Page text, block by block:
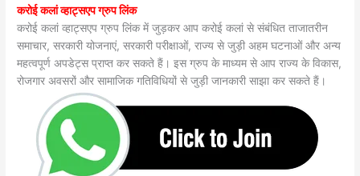
करोई कलां व्हाट्सएप ग्रुप लिंक
करोई कलां व्हाट्सएप ग्रुप लिंक में जुड़कर आप करोई कलां से संबंधित ताजातरीन
समाचार, सरकारी योजनाएं, सरकारी परीक्षाओं, राज्य से जुड़ी अहम घटनाओं और अन्य
महत्वपूर्ण अपडेट्स प्राप्त कर सकते हैं। इस ग्रुप के माध्यम से आप राज्य के विकास,
रोजगार अवसरों और सामाजिक गतिविधियों से जुड़ी जानकारी साझा कर सकते हैं।